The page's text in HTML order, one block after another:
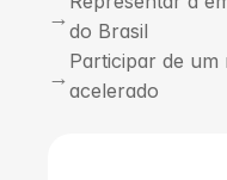
→
do Brasil
→
Participar de um
acelerado